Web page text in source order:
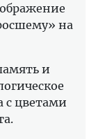
на
и
с цветами